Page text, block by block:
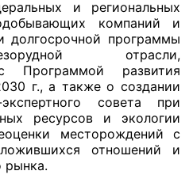
КО
и региональных
компаний и
долгосрочной программы
отрасли,
Программой развития
г., а также о создании
экспертного совета при
ресурсов и экологии
месторождений с
отношений и
рынка.